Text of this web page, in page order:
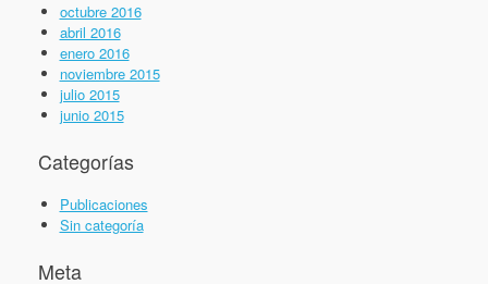
octubre 2016
abril 2016
enero 2016
noviembre 2015
julio 2015
junio 2015
Categorías
Publicaciones
Sin categoría
Meta